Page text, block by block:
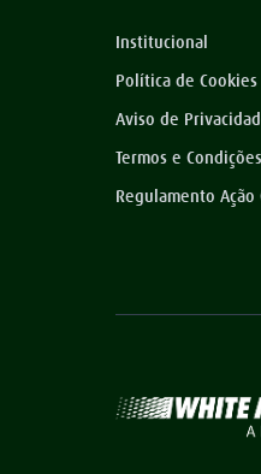
Institucional
Política de Cookies
Aviso de
Termos e Condições
Regulamento Ação